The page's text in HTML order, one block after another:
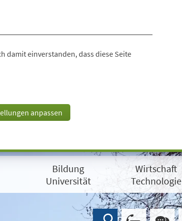
damit einverstanden, dass diese Seite
anpassen
Bildung
Universität
Wirtschaft
Technologie